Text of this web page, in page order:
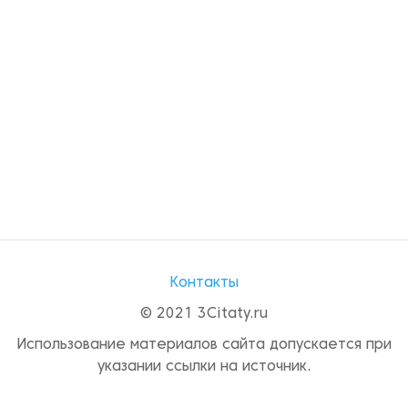
Контакты
© 2021 3Citaty.ru
Использование материалов сайта допускается при
указании ссылки на источник.